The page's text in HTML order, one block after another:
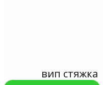
вип стяжка